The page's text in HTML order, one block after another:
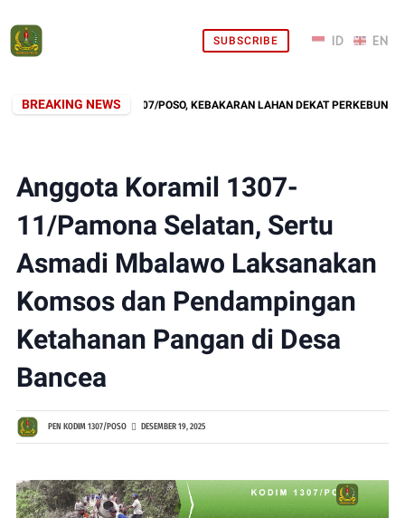
SUBSCRIBE
BREAKING NEWS
CEPAT KODIM 1307/POSO, KEBAKARAN LAHAN DEKAT PERKEBUNAN
Anggota Koramil 1307-
11/Pamona Selatan, Sertu
Asmadi Mbalawo Laksanakan
Komsos dan Pendampingan
Ketahanan Pangan di Desa
Bancea
PEN KODIM 1307/POSO DESEMBER 19, 2025